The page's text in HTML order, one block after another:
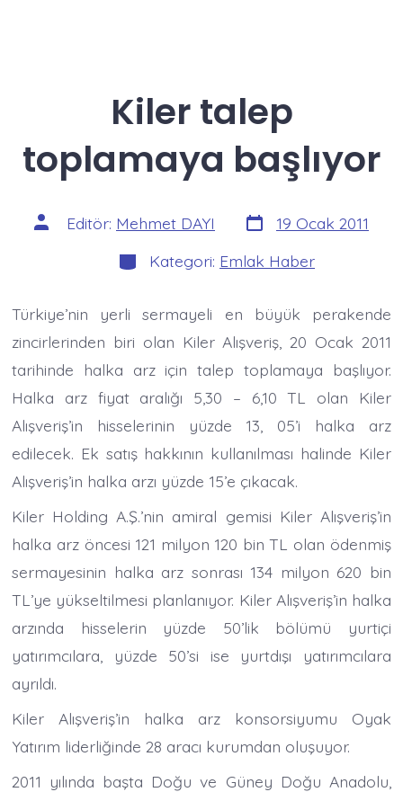
Kiler talep
toplamaya başlıyor
Yazının
yazarı
Editör: Mehmet DAYI Yazı
tarihi
19 Ocak 2011
Kategoriler
Kategori: Emlak Haber
Türkiye’nin yerli sermayeli en büyük perakende
zincirlerinden biri olan Kiler Alışveriş, 20 Ocak 2011
tarihinde halka arz için talep toplamaya başlıyor.
Halka arz fiyat aralığı 5,30 – 6,10 TL olan Kiler
Alışveriş’in hisselerinin yüzde 13, 05’i halka arz
edilecek. Ek satış hakkının kullanılması halinde Kiler
Alışveriş’in halka arzı yüzde 15’e çıkacak.
Kiler Holding A.Ş.’nin amiral gemisi Kiler Alışveriş’in
halka arz öncesi 121 milyon 120 bin TL olan ödenmiş
sermayesinin halka arz sonrası 134 milyon 620 bin
TL’ye yükseltilmesi planlanıyor. Kiler Alışveriş’in halka
arzında hisselerin yüzde 50’lik bölümü yurtiçi
yatırımcılara, yüzde 50’si ise yurtdışı yatırımcılara
ayrıldı.
Kiler Alışveriş’in halka arz konsorsiyumu Oyak
Yatırım liderliğinde 28 aracı kurumdan oluşuyor.
2011 yılında başta Doğu ve Güney Doğu Anadolu,